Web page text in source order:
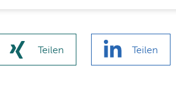
Teilen Teilen